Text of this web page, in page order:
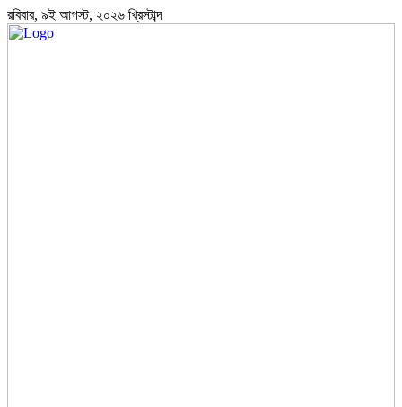
রবিবার, ৯ই আগস্ট, ২০২৬ খ্রিস্টাব্দ